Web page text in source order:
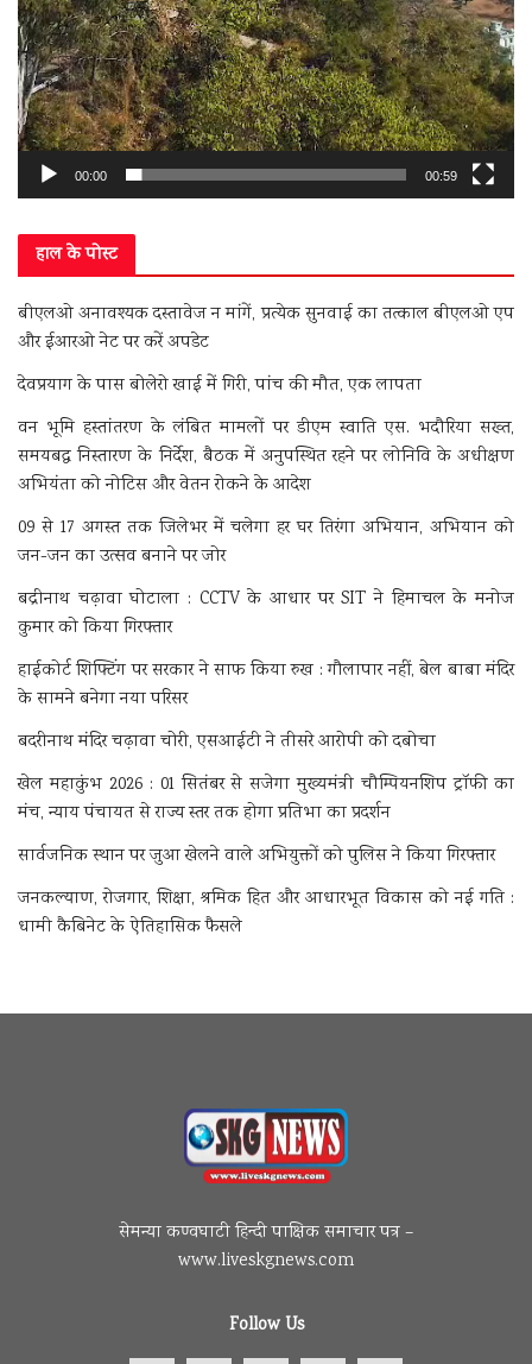
00:00 00:59
हाल के पोस्ट
बीएलओ अनावश्यक दस्तावेज न मांगें, प्रत्येक सुनवाई का तत्काल बीएलओ एप
और ईआरओ नेट पर करें अपडेट
देवप्रयाग के पास बोलेरो खाई में गिरी, पांच की मौत, एक लापता
वन भूमि हस्तांतरण के लंबित मामलों पर डीएम स्वाति एस. भदौरिया सख्त,
समयबद्ध निस्तारण के निर्देश, बैठक में अनुपस्थित रहने पर लोनिवि के अधीक्षण
अभियंता को नोटिस और वेतन रोकने के आदेश
09 से 17 अगस्त तक जिलेभर में चलेगा हर घर तिरंगा अभियान, अभियान को
जन-जन का उत्सव बनाने पर जोर
बद्रीनाथ चढ़ावा घोटाला : CCTV के आधार पर SIT ने हिमाचल के मनोज
कुमार को किया गिरफ्तार
हाईकोर्ट शिफ्टिंग पर सरकार ने साफ किया रुख : गौलापार नहीं, बेल बाबा मंदिर
के सामने बनेगा नया परिसर
बदरीनाथ मंदिर चढ़ावा चोरी, एसआईटी ने तीसरे आरोपी को दबोचा
खेल महाकुंभ 2026 : 01 सितंबर से सजेगा मुख्यमंत्री चौम्पियनशिप ट्रॉफी का
मंच, न्याय पंचायत से राज्य स्तर तक होगा प्रतिभा का प्रदर्शन
सार्वजनिक स्थान पर जुआ खेलने वाले अभियुक्तों को पुलिस ने किया गिरफ्तार
जनकल्याण, रोजगार, शिक्षा, श्रमिक हित और आधारभूत विकास को नई गति :
धामी कैबिनेट के ऐतिहासिक फैसले
सेमन्या कण्वघाटी हिन्दी पाक्षिक समाचार पत्र –
www.liveskgnews.com
Follow Us